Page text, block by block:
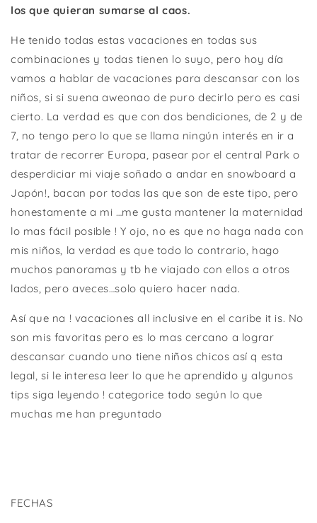
los que quieran sumarse al caos.
He tenido todas estas vacaciones en todas sus
combinaciones y todas tienen lo suyo, pero hoy día
vamos a hablar de vacaciones para descansar con los
niños, si si suena aweonao de puro decirlo pero es casi
cierto. La verdad es que con dos bendiciones, de 2 y de
7, no tengo pero lo que se llama ningún interés en ir a
tratar de recorrer Europa, pasear por el central Park o
desperdiciar mi viaje soñado a andar en snowboard a
Japón!, bacan por todas las que son de este tipo, pero
honestamente a mi …me gusta mantener la maternidad
lo mas fácil posible ! Y ojo, no es que no haga nada con
mis niños, la verdad es que todo lo contrario, hago
muchos panoramas y tb he viajado con ellos a otros
lados, pero aveces…solo quiero hacer nada.
Así que na ! vacaciones all inclusive en el caribe it is. No
son mis favoritas pero es lo mas cercano a lograr
descansar cuando uno tiene niños chicos así q esta
legal, si le interesa leer lo que he aprendido y algunos
tips siga leyendo ! categorice todo según lo que
muchas me han preguntado
FECHAS